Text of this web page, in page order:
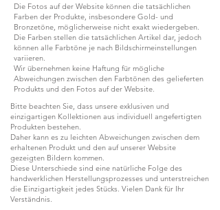
Die Fotos auf der Website können die tatsächlichen
Farben der Produkte, insbesondere Gold- und
Bronzetöne, möglicherweise nicht exakt wiedergeben.
Die Farben stellen die tatsächlichen Artikel dar, jedoch
können alle Farbtöne je nach Bildschirmeinstellungen
variieren.
Wir übernehmen keine Haftung für mögliche
Abweichungen zwischen den Farbtönen des gelieferten
Produkts und den Fotos auf der Website.
Bitte beachten Sie, dass unsere exklusiven und
einzigartigen Kollektionen aus individuell angefertigten
Produkten bestehen.
Daher kann es zu leichten Abweichungen zwischen dem
erhaltenen Produkt und den auf unserer Website
gezeigten Bildern kommen.
Diese Unterschiede sind eine natürliche Folge des
handwerklichen Herstellungsprozesses und unterstreichen
die Einzigartigkeit jedes Stücks. Vielen Dank für Ihr
Verständnis.